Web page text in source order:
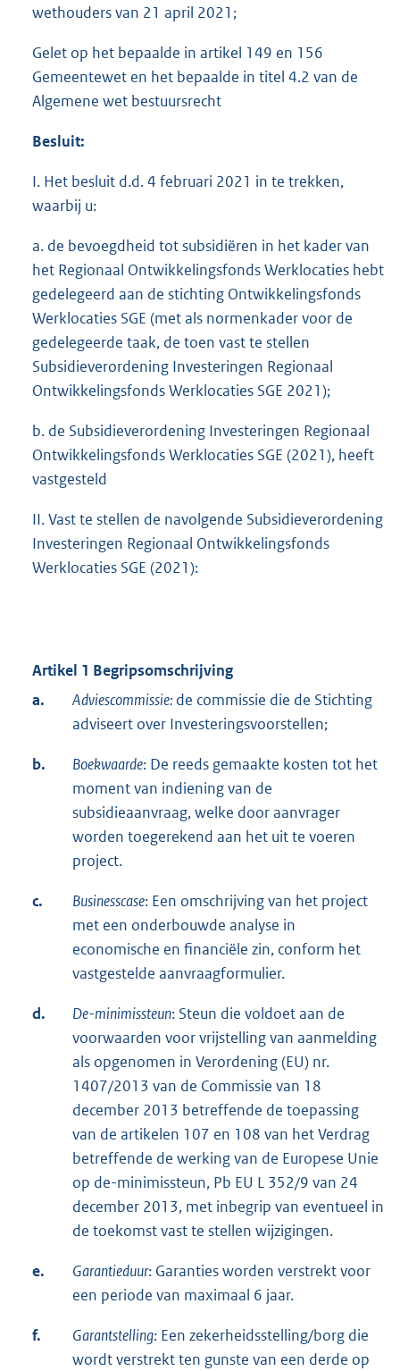
wethouders van 21 april 2021;
Gelet op het bepaalde in artikel 149 en 156
Gemeentewet en het bepaalde in titel 4.2 van de
Algemene wet bestuursrecht
Besluit:
I. Het besluit d.d. 4 februari 2021 in te trekken,
waarbij u:
a. de bevoegdheid tot subsidiëren in het kader van
het Regionaal Ontwikkelingsfonds Werklocaties hebt
gedelegeerd aan de stichting Ontwikkelingsfonds
Werklocaties SGE (met als normenkader voor de
gedelegeerde taak, de toen vast te stellen
Subsidieverordening Investeringen Regionaal
Ontwikkelingsfonds Werklocaties SGE 2021);
b. de Subsidieverordening Investeringen Regionaal
Ontwikkelingsfonds Werklocaties SGE (2021), heeft
vastgesteld
II. Vast te stellen de navolgende Subsidieverordening
Investeringen Regionaal Ontwikkelingsfonds
Werklocaties SGE (2021):
Artikel 1 Begripsomschrijving
a.
Adviescommissie: de commissie die de Stichting
adviseert over Investeringsvoorstellen;
b. Boekwaarde: De reeds gemaakte kosten tot het
moment van indiening van de
subsidieaanvraag, welke door aanvrager
worden toegerekend aan het uit te voeren
project.
c. Businesscase: Een omschrijving van het project
met een onderbouwde analyse in
economische en financiële zin, conform het
vastgestelde aanvraagformulier.
d. De-minimissteun: Steun die voldoet aan de
voorwaarden voor vrijstelling van aanmelding
als opgenomen in Verordening (EU) nr.
1407/2013 van de Commissie van 18
december 2013 betreffende de toepassing
van de artikelen 107 en 108 van het Verdrag
betreffende de werking van de Europese Unie
op de-minimissteun, Pb EU L 352/9 van 24
december 2013, met inbegrip van eventueel in
de toekomst vast te stellen wijzigingen.
e. Garantieduur: Garanties worden verstrekt voor
een periode van maximaal 6 jaar.
f. Garantstelling: Een zekerheidsstelling/borg die
wordt verstrekt ten gunste van een derde op